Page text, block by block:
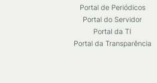
Portal de Periódicos
Portal do Servidor
Portal da TI
Portal da Transparência